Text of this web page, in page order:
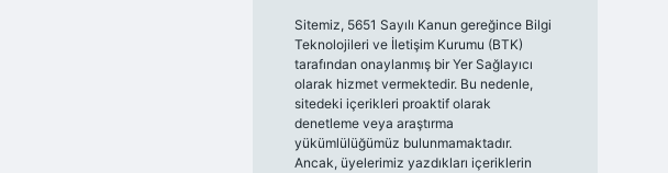
Sitemiz, 5651 Sayılı Kanun gereğince Bilgi
Teknolojileri ve İletişim Kurumu (BTK)
tarafından onaylanmış bir Yer Sağlayıcı
olarak hizmet vermektedir. Bu nedenle,
sitedeki içerikleri proaktif olarak
denetleme veya araştırma
yükümlülüğümüz bulunmamaktadır.
Ancak, üyelerimiz yazdıkları içeriklerin